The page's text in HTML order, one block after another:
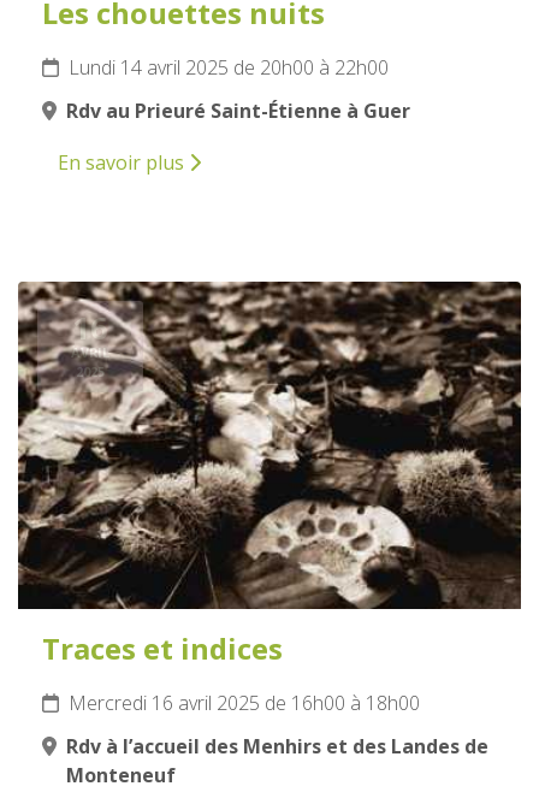
Les chouettes nuits
Lundi 14 avril 2025 de 20h00 à 22h00
Rdv au Prieuré Saint-Étienne à Guer
En savoir plus
16
AVRIL
2025
Traces et indices
Mercredi 16 avril 2025 de 16h00 à 18h00
Rdv à l’accueil des Menhirs et des Landes de
Monteneuf